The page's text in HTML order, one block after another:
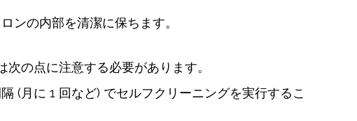
ンの内部を清潔に保ちます。
の点に注意する必要があります。
(月に 1 回など) でセルフクリーニングを実行するこ